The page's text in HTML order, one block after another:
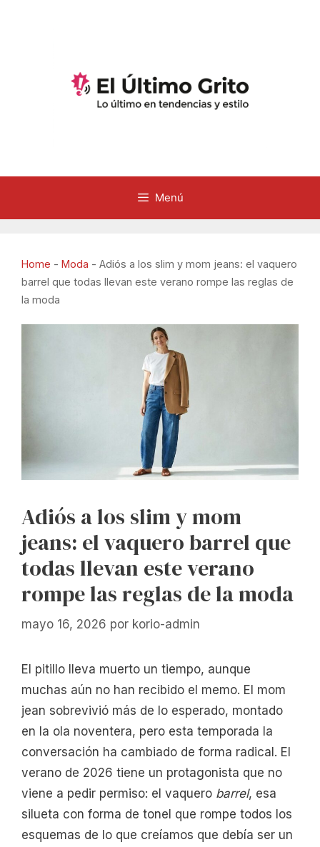
Menú
Home - Moda - Adiós a los slim y mom jeans: el vaquero
barrel que todas llevan este verano rompe las reglas de
la moda
Adiós a los slim y mom
jeans: el vaquero barrel que
todas llevan este verano
rompe las reglas de la moda
mayo 16, 2026 por korio-admin
El pitillo lleva muerto un tiempo, aunque
muchas aún no han recibido el memo. El mom
jean sobrevivió más de lo esperado, montado
en la ola noventera, pero esta temporada la
conversación ha cambiado de forma radical. El
verano de 2026 tiene un protagonista que no
viene a pedir permiso: el vaquero barrel, esa
silueta con forma de tonel que rompe todos los
esquemas de lo que creíamos que debía ser un